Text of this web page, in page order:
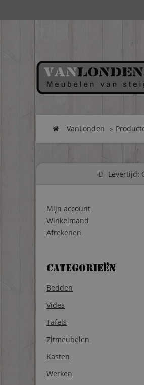
VanLonden
Levertijd:
Mijn account
Winkelmand
Afrekenen
Categorieën
Bedden
Vides
Tafels
Zitmeubelen
Kasten
Werken